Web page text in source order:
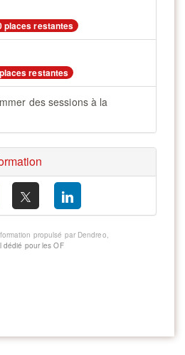
places restantes
restantes
des sessions à la
propulsé par Dendreo,
dédié pour les OF